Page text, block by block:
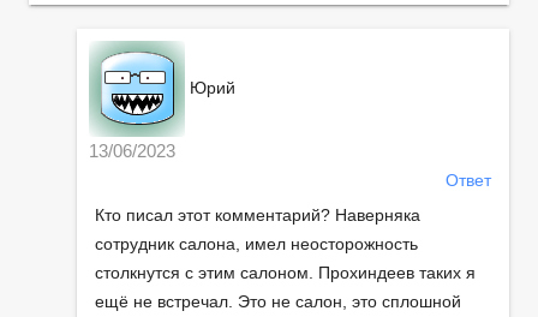
Юрий
13/06/2023
Ответ
Кто писал этот комментарий? Наверняка
сотрудник салона, имел неосторожность
столкнутся с этим салоном. Прохиндеев таких я
ещё не встречал. Это не салон, это сплошной